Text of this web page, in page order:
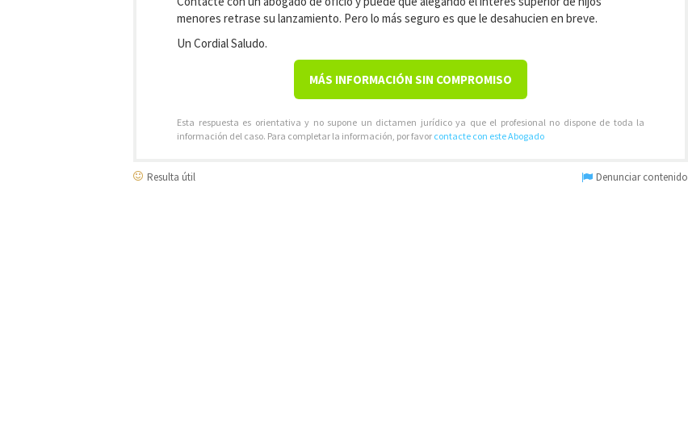
menores retrase su lanzamiento. Pero lo más seguro es que le desahucien en breve.
Un Cordial Saludo.
MÁS INFORMACIÓN SIN COMPROMISO
Esta respuesta es orientativa y no supone un dictamen jurídico ya que el profesional no dispone de toda la
información del caso. Para completar la información, por favor contacte con este Abogado
Resulta útil Denunciar contenido